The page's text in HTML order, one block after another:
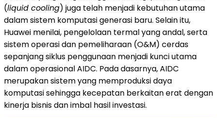
(liquid cooling) juga telah menjadi kebutuhan utama
dalam sistem komputasi generasi baru. Selain itu,
Huawei menilai, pengelolaan termal yang andal, serta
sistem operasi dan pemeliharaan (O&M) cerdas
sepanjang siklus penggunaan menjadi kunci utama
dalam operasional AIDC. Pada dasarnya, AIDC
merupakan sistem yang memproduksi daya
komputasi sehingga kecepatan berkaitan erat dengan
kinerja bisnis dan imbal hasil investasi.